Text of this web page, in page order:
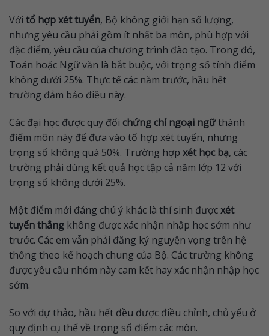
Với tổ hợp xét tuyển, Bộ không giới hạn số lượng,
nhưng yêu cầu phải gồm ít nhất ba môn, phù hợp với
đặc điểm, yêu cầu của chương trình đào tạo. Trong đó,
Toán hoặc Ngữ văn là bắt buộc, với trọng số tính điểm
không dưới 25%. Thực tế các năm trước, hầu hết
trường đảm bảo điều này.
Các đại học được quy đổi chứng chỉ ngoại ngữthành
điểm môn này để đưa vào tổ hợp xét tuyển, nhưng
trọng số không quá 50%. Trường hợp xét học bạ, các
trường phải dùng kết quả học tập cả năm lớp 12 với
trọng số không dưới 25%.
Một điểm mới đáng chú ý khác là thí sinh đượcxét
tuyển thẳng không được xác nhận nhập học sớm như
trước. Các em vẫn phải đăng ký nguyện vọng trên hệ
thống theo kế hoạch chung của Bộ. Các trường không
được yêu cầu nhóm này cam kết hay xác nhận nhập học
sớm.
So với dự thảo, hầu hết đều được điều chỉnh, chủ yếu ở
quy định cụ thể về trọng số điểm các môn.